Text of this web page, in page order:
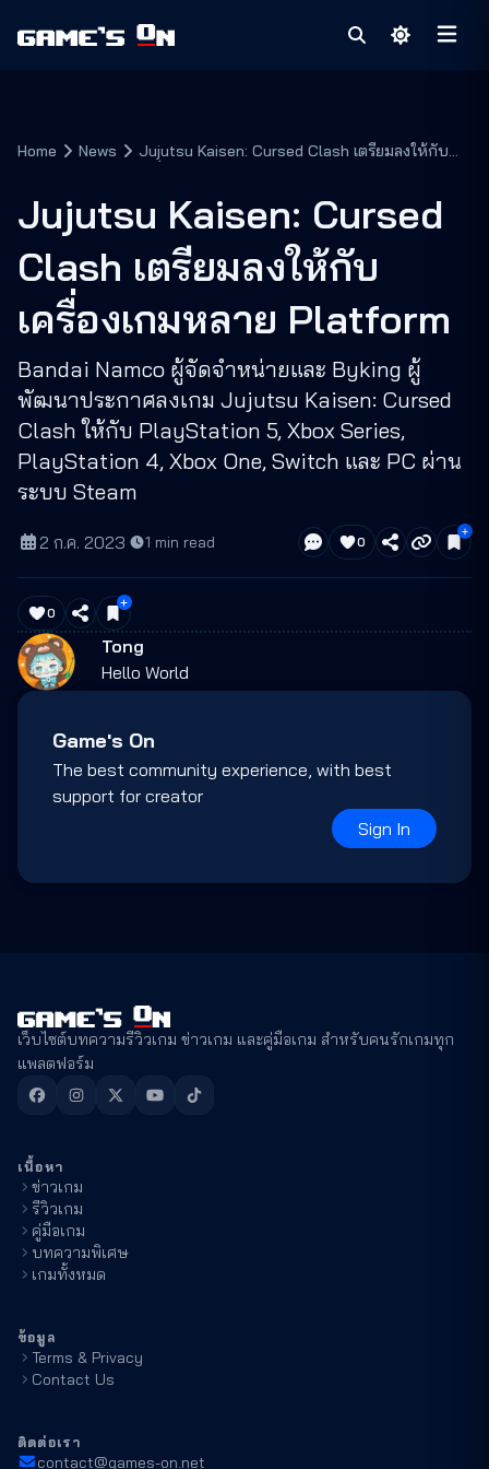
Home News
Jujutsu Kaisen: Cursed Clash เตรียมลงให้กับ
Jujutsu Kaisen: Cursed
Clash เตรียมลงให้กับ
เครื่องเกมหลาย Platform
Bandai Namco ผู้จัดจำหน่ายและ Byking ผู้
พัฒนาประกาศลงเกม Jujutsu Kaisen: Cursed
Clash ให้กับ PlayStation 5, Xbox Series,
PlayStation 4, Xbox One, Switch และ PC ผ่าน
ระบบ Steam
2 ก.ค. 2023· 1 min read 0
0
Tong
Hello World
Game's On
The best community experience, with best
support for creator
Sign In
เว็บไซต์บทความรีวิวเกม ข่าวเกม และคู่มือเกม สำหรับคนรักเกมทุก
แพลตฟอร์ม
เนื้อหา
ข่าวเกม
รีวิวเกม
คู่มือเกม
บทความพิเศษ
เกมทั้งหมด
ข้อมูล
Terms & Privacy
Contact Us
ติดต่อเรา
contact@games-on.net